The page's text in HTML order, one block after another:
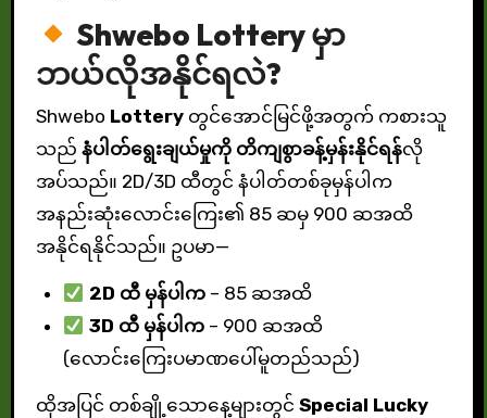
Shwebo Lotteryမှာ
ဘယ်လိုအနိုင်ရလဲ?
Shwebo Lotteryတွင်အောင်မြင်ဖို့အတွက် ကစားသူ
သည် နံပါတ်ရွေးချယ်မှုကို တိကျစွာခန့်မှန်းနိုင်ရန်လို
အပ်သည်။ 2D/3D ထီတွင် နံပါတ်တစ်ခုမှန်ပါက
အနည်းဆုံးလောင်းကြေး၏ 85 ဆမှ 900 ဆအထိ
အနိုင်ရနိုင်သည်။ ဥပမာ—
2D ထီ မှန်ပါက– 85 ဆအထိ
3D ထီ မှန်ပါက– 900 ဆအထိ
(လောင်းကြေးပမာဏပေါ်မူတည်သည်)
ထိုအပြင် တစ်ချို့သောနေ့များတွင် Special Lucky